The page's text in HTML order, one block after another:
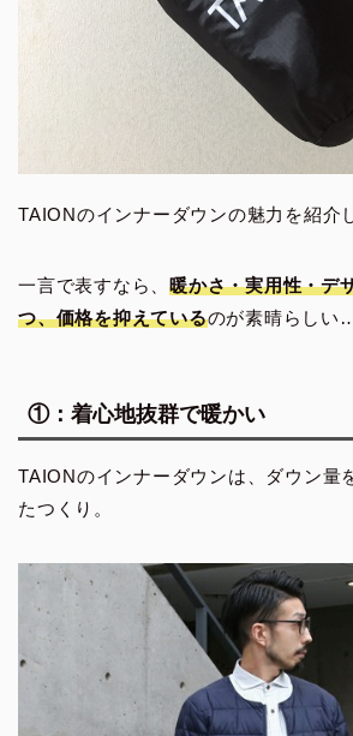
TAIONのインナーダウンの魅力を紹介
一言で表すなら、 暖かさ・実用性・デ
つ、価格を抑えているのが素晴らしい
①：着心地抜群で暖かい
TAIONのインナーダウンは、ダウン量
たつくり。